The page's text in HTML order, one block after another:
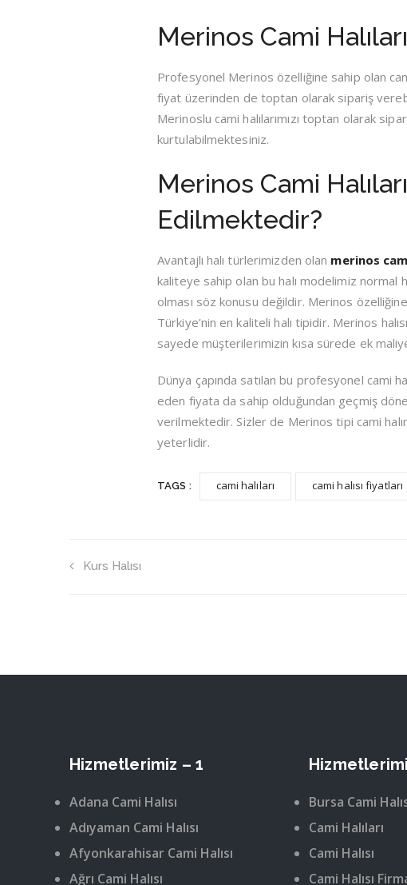
Merinos Cami
Profesyonel Merinos özelliğine sahip olan
fiyat üzerinden de toptan olarak sipariş
Merinoslu cami halılarımızı toptan olarak
kurtulabilmektesiniz.
Merinos Cami
Edilmektedir?
Avantajlı halı türlerimizden olan merinos
kaliteye sahip olan bu halı modelimiz normal
olması söz konusu değildir. Merinos
Türkiye’nin en kaliteli halı tipidir. Merinos
sayede müşterilerimizin kısa sürede ek
Dünya çapında satılan bu profesyonel cami
eden fiyata da sahip olduğundan geçmiş
verilmektedir. Sizler de Merinos tipi cami
yeterlidir.
TAGS : cami halıları cami halısı fiyatları
Kurs Halısı
Hizmetlerimiz – 1
Adana Cami Halısı
Adıyaman Cami Halısı
Afyonkarahisar Cami Halısı
Ağrı Cami Halısı
Bursa Cami
Cami Halıları
Cami Halısı
Cami Halısı